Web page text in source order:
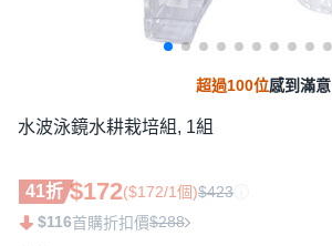
超過100位感到滿意
水波泳鏡水耕栽培組, 1組
41折 $172($172/1個)$423
$116首購折扣價$288